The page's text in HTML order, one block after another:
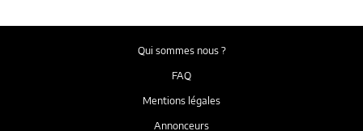
Qui sommes nous ?
FAQ
Mentions légales
Annonceurs